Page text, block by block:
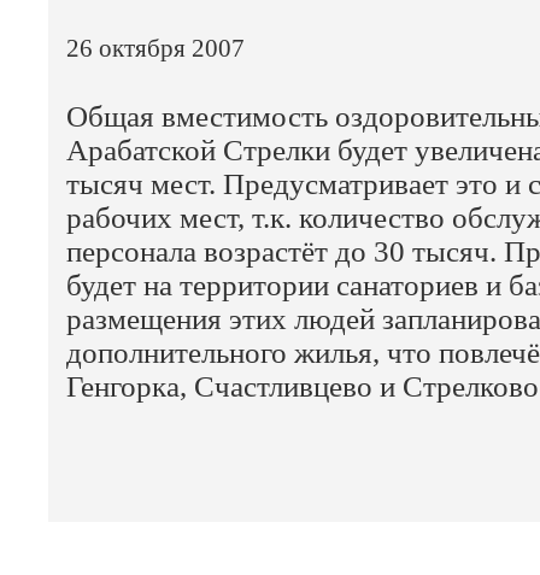
26 октября 2007
Общая вместимость
Арабатской Стрелки будет
тысяч мест. Предусматривает это и
рабочих мест, т.к. количество
персонала возрастёт до 30 тысяч.
будет на территории санаториев и
размещения этих людей
дополнительного жилья, что
Генгорка, Счастливцево и